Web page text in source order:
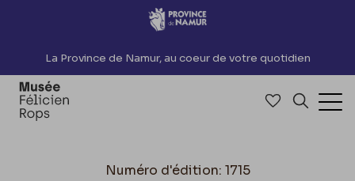
Accèder directement au contenu
La Province de Namur, au coeur de votre quotidien
Accéder à
Numéro d'édition: 1715